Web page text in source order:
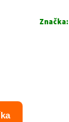
Značka: